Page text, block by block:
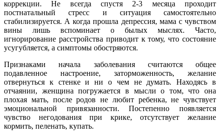
коррекции. Не всегда спустя 2-3 месяца проходит
постнатальный стресс и ситуация самостоятельно
стабилизируется. А когда прошла депрессия, мама с чувством
вины лишь вспоминает о былых мыслях. Часто,
игнорирование расстройства приводит к тому, что состояние
усугубляется, а симптомы обостряются.
Признаками начала заболевания считаются общее
подавленное настроение, заторможенность, желание
отвернуться к стенке и ни о чем не думать. Находясь в
отчаянии, женщина погружается в мысли о том, что она
плохая мать, после родов не любит ребенка, не чувствует
эмоциональной привязанности. Постепенно появляется
чувство негодования при крике, отсутствует желание
кормить, пеленать, купать.